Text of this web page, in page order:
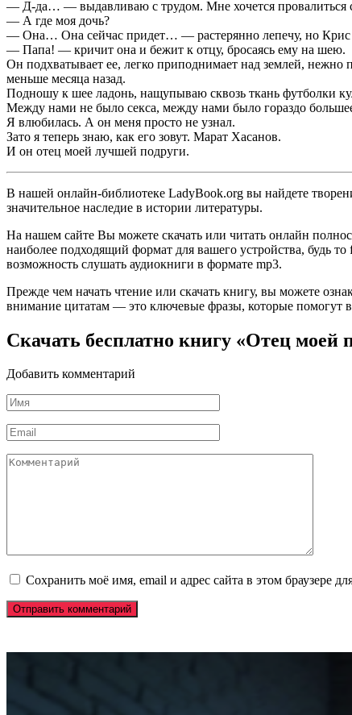
— Д-да… — выдавливаю с трудом. Мне хочется провалиться
— А где моя дочь?
— Она… Она сейчас придет… — растерянно лепечу, но Крис
— Папа! — кричит она и бежит к отцу, бросаясь ему на шею.
Он подхватывает ее, легко приподнимает над землей,
меньше месяца назад.
Подношу к шее ладонь, нащупываю сквозь ткань футболки
Между нами не было секса, между нами было гораздо
Я влюбилась. А он меня просто не узнал.
Зато я теперь знаю, как его зовут. Марат Хасанов.
И он отец моей лучшей подруги.
В нашей онлайн-библиотеке LadyBook.org вы найдете
значительное наследие в истории литературы.
На нашем сайте Вы можете скачать или читать онлайн
наиболее подходящий формат для вашего устройства, будь
возможность слушать аудиокниги в формате mp3.
Прежде чем начать чтение или скачать книгу, вы можете
внимание цитатам — это ключевые фразы, которые помогут
Скачать бесплатно книгу «Отец моей
Добавить комментарий
Имя
*
Email
*
Комментарий
Сохранить моё имя, email и адрес сайта в этом браузере